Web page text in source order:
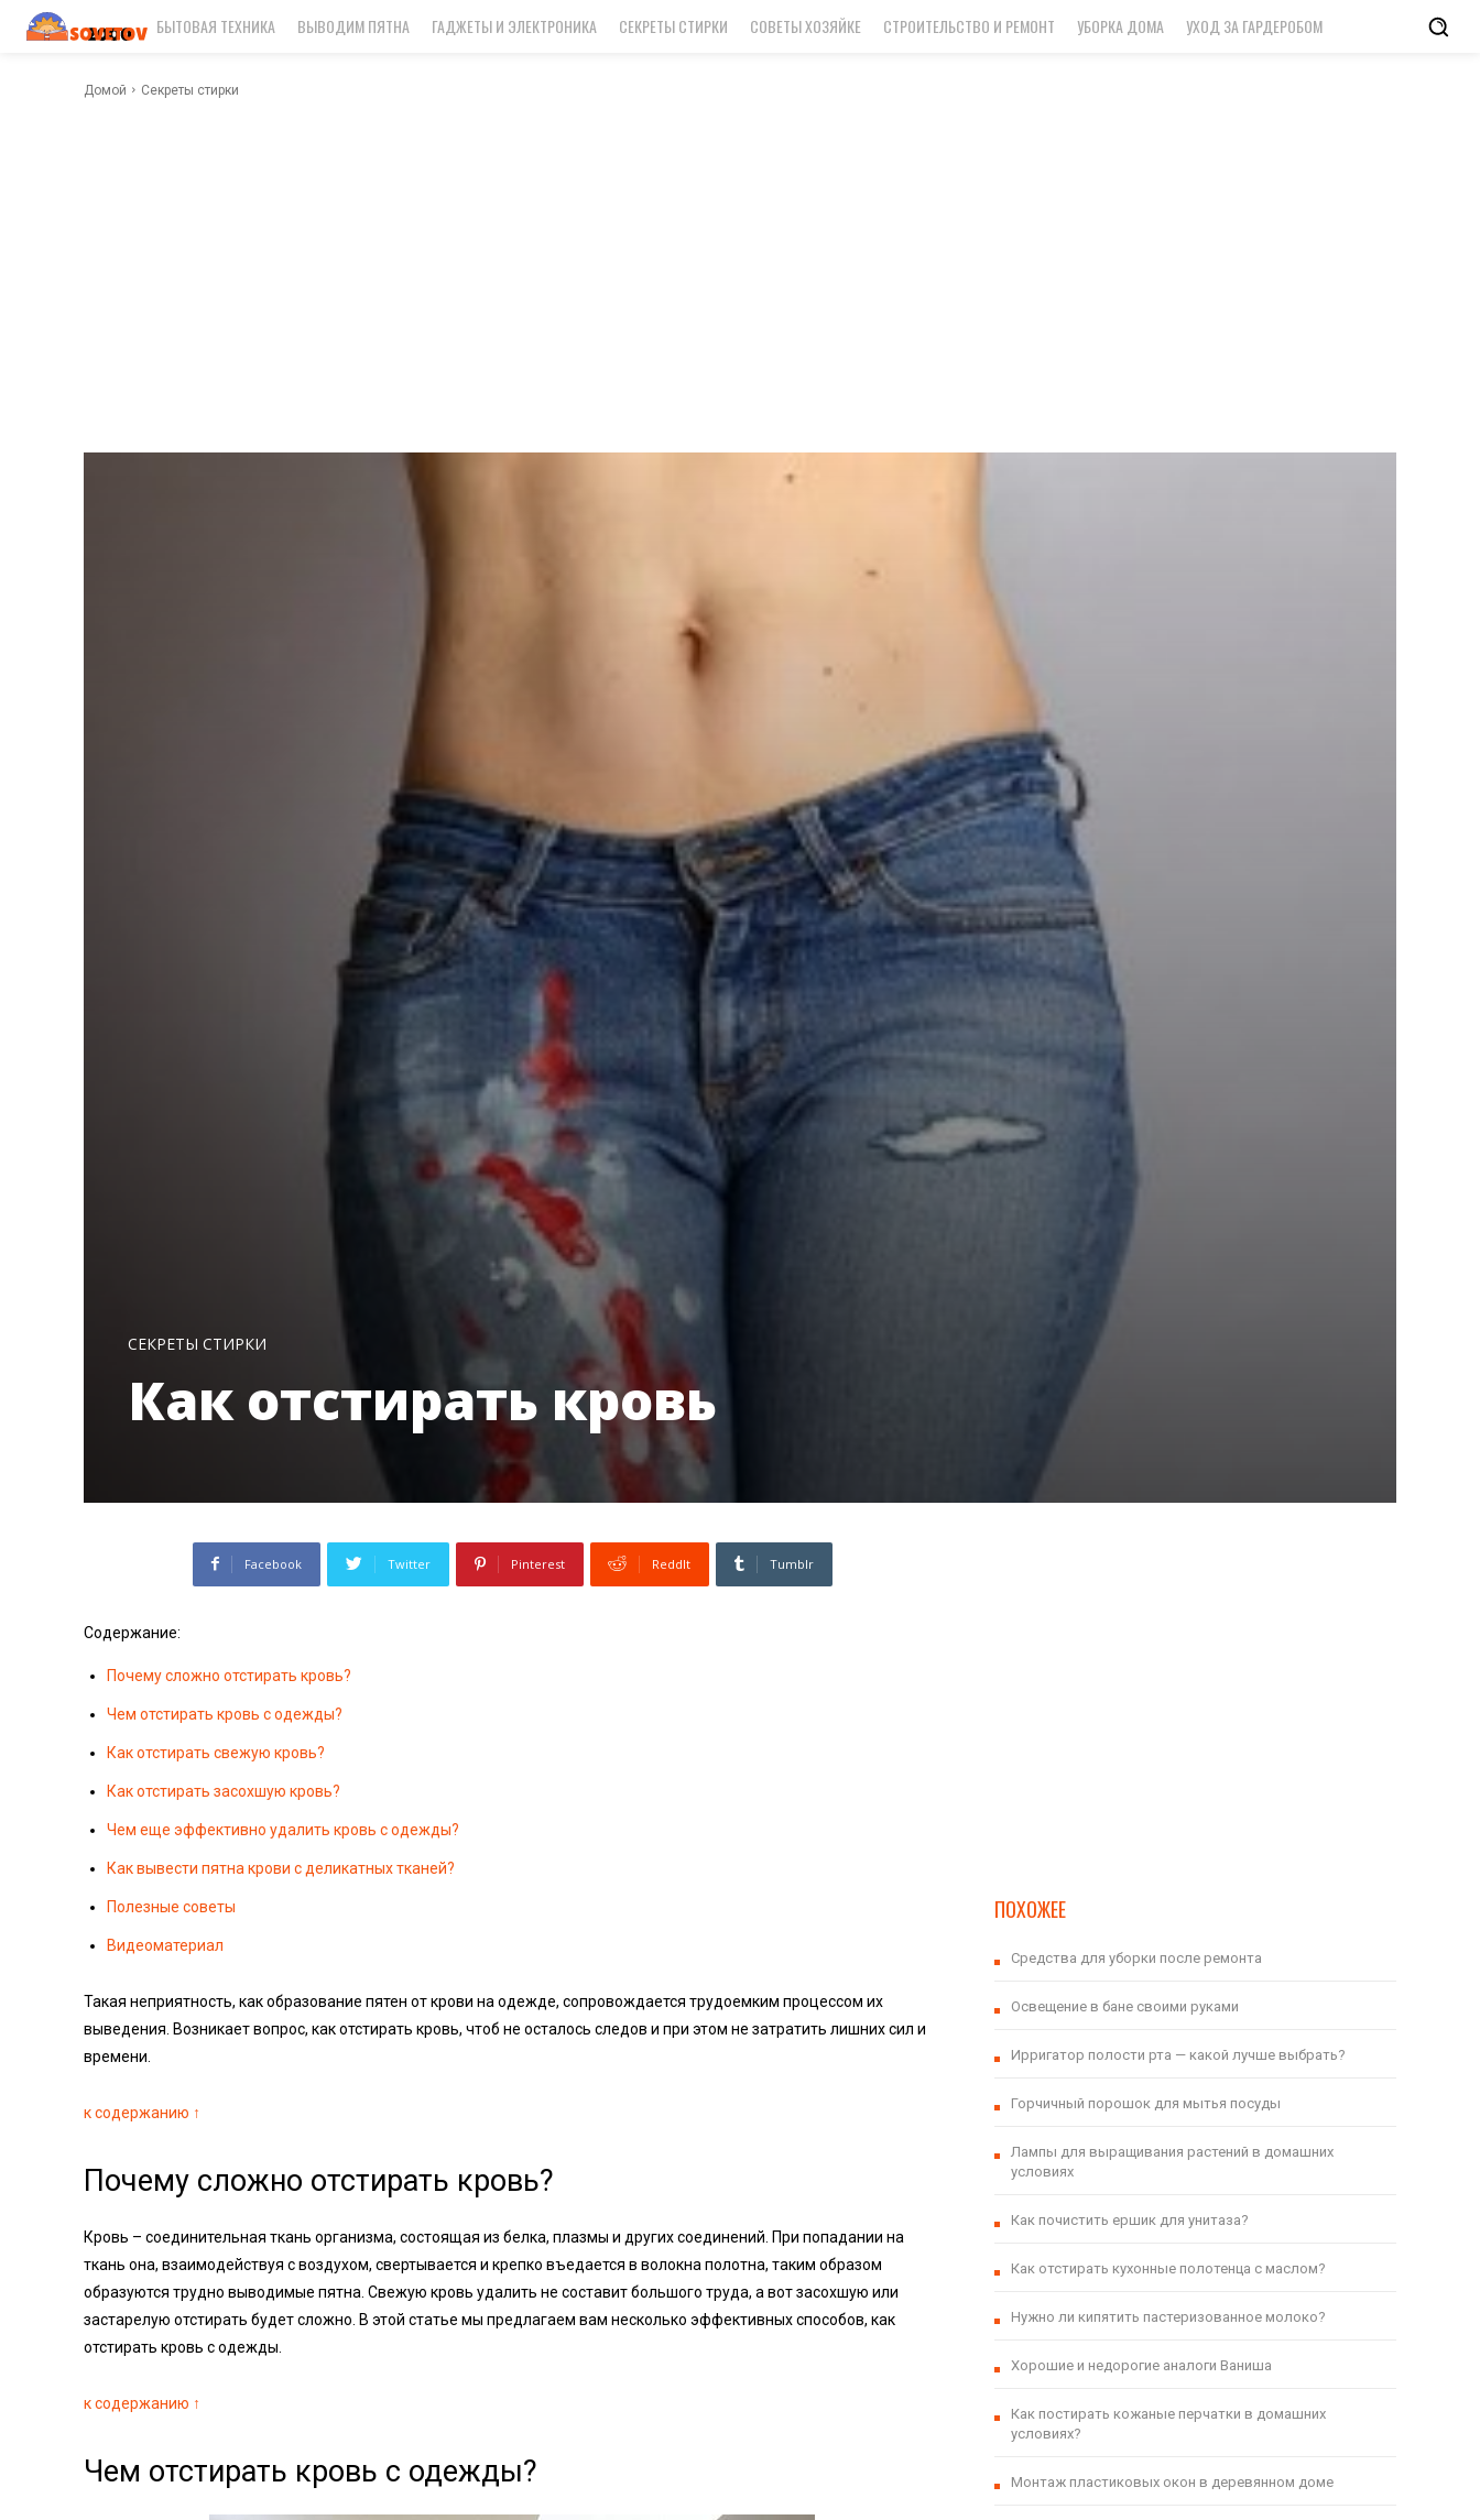
БЫТОВАЯ ТЕХНИКА ВЫВОДИМ ПЯТНА ГАДЖЕТЫ И ЭЛЕКТРОНИКА СЕКРЕТЫ СТИРКИ СОВЕТЫ ХОЗЯЙКЕ СТРОИТЕЛЬСТВО И РЕМОНТ УБОРКА ДОМА УХОД ЗА ГАРДЕРОБОМ
Домой Секреты стирки
СЕКРЕТЫ СТИРКИ
Как отстирать кровь
Facebook Twitter Pinterest ReddIt Tumblr
Содержание:
Почему сложно отстирать кровь?
Чем отстирать кровь с одежды?
Как отстирать свежую кровь?
Как отстирать засохшую кровь?
Чем еще эффективно удалить кровь с одежды?
Как вывести пятна крови с деликатных тканей?
Полезные советы
Видеоматериал
Такая неприятность, как образование пятен от крови на одежде, сопровождается трудоемким процессом их
выведения. Возникает вопрос, как отстирать кровь, чтоб не осталось следов и при этом не затратить лишних сил и
времени.
к содержанию ↑
Почему сложно отстирать кровь?
Кровь – соединительная ткань организма, состоящая из белка, плазмы и других соединений. При попадании на
ткань она, взаимодействуя с воздухом, свертывается и крепко въедается в волокна полотна, таким образом
образуются трудно выводимые пятна. Свежую кровь удалить не составит большого труда, а вот засохшую или
застарелую отстирать будет сложно. В этой статье мы предлагаем вам несколько эффективных способов, как
отстирать кровь с одежды.
к содержанию ↑
Чем отстирать кровь с одежды?
ПОХОЖЕЕ
Cредства для уборки после ремонта
Освещение в бане своими руками
Ирригатор полости рта — какой лучше выбрать?
Горчичный порошок для мытья посуды
Лампы для выращивания растений в домашних
условиях
Как почистить ершик для унитаза?
Как отстирать кухонные полотенца с маслом?
Нужно ли кипятить пастеризованное молоко?
Хорошие и недорогие аналоги Ваниша
Как постирать кожаные перчатки в домашних
условиях?
Монтаж пластиковых окон в деревянном доме